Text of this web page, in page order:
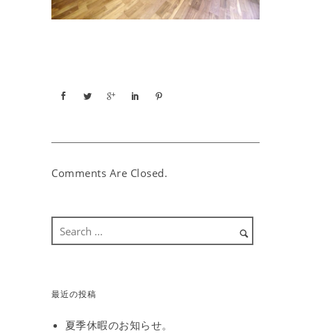
Comments Are Closed.
最近の投稿
夏季休暇のお知らせ。